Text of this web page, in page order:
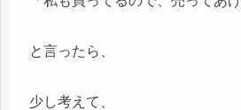
と言ったら、
少し考えて、